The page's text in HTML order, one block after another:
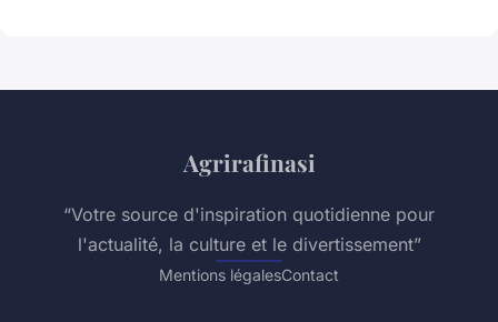
Agrirafinasi
“Votre source d'inspiration quotidienne pour
l'actualité, la culture et le divertissement”
Mentions légalesContact